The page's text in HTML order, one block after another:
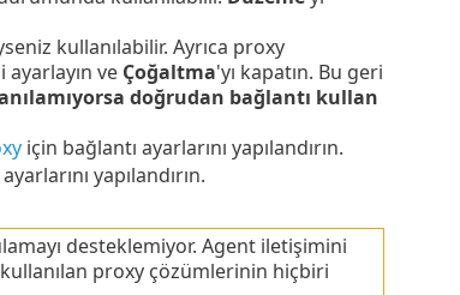
kullanılabilir. Ayrıca proxy
ayarlayın ve Çoğaltma'yı kapatın. Bu geri
doğrudan bağlantı kullan
için bağlantı ayarlarını yapılandırın.
yapılandırın.
desteklemiyor. Agent iletişimini
proxy çözümlerinin hiçbiri